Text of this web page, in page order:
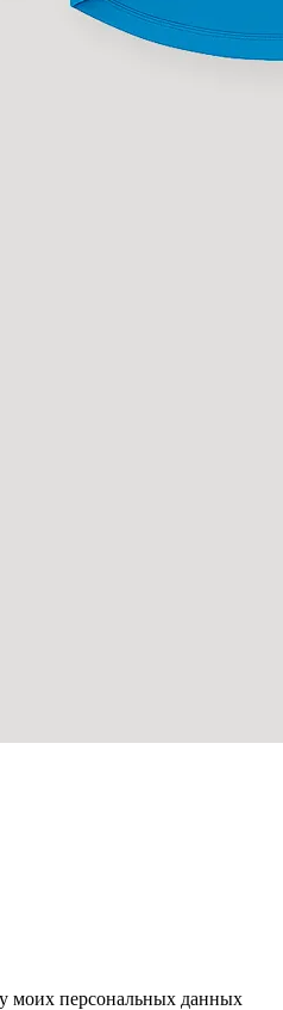
моих персональных данных